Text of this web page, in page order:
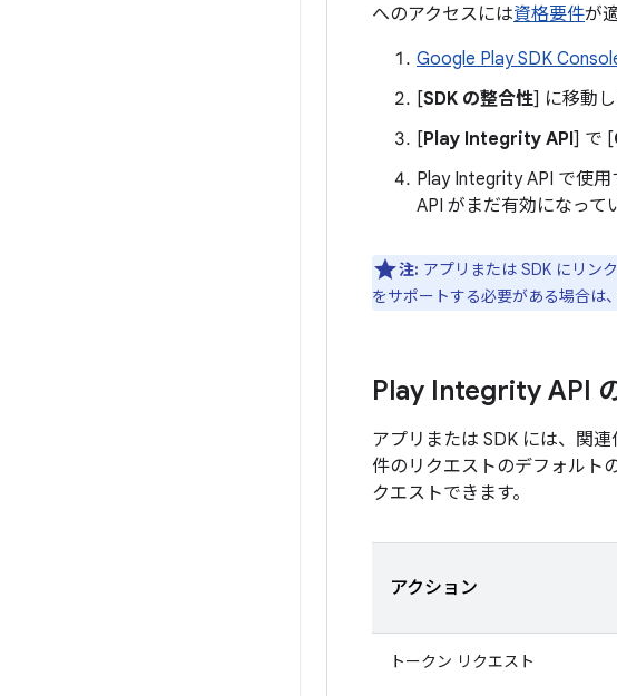
へのアクセスには資格要件が
Google Play SDK
[SDK の整合性] に移動し
[Play Integrity API] で [
Play Integrity API で使
API がまだ有効になって
注: アプリまたは SDK にリン
をサポートする必要がある場合は
Play Integrity API
アプリまたは SDK には、関
件のリクエストのデフォルト
クエストできます。
アクション
トークン リクエスト